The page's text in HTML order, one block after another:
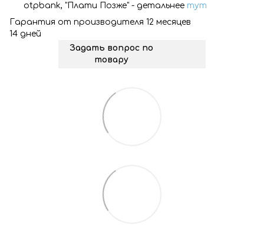
otpbank, "Плати Позже" - детальнее тут
Гарантия от производителя 12 месяцев
14 дней
Задать вопрос по
товару